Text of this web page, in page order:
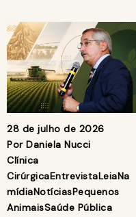
28 de julho de 2026
Por Daniela Nucci
Clínica
CirúrgicaEntrevistaLeiaNa
mídiaNotíciasPequenos
AnimaisSaúde Pública